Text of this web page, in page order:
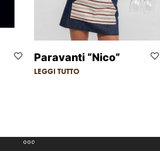
Paravanti “Nico”
LEGGI TUTTO